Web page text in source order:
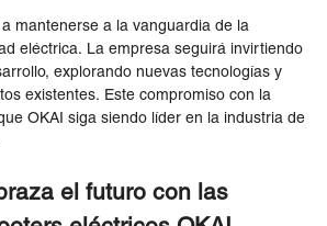
mantenerse a la vanguardia de la
eléctrica. La empresa seguirá invirtiendo
explorando nuevas tecnologías y
existentes. Este compromiso con la
OKAI siga siendo líder en la industria de
el futuro con las